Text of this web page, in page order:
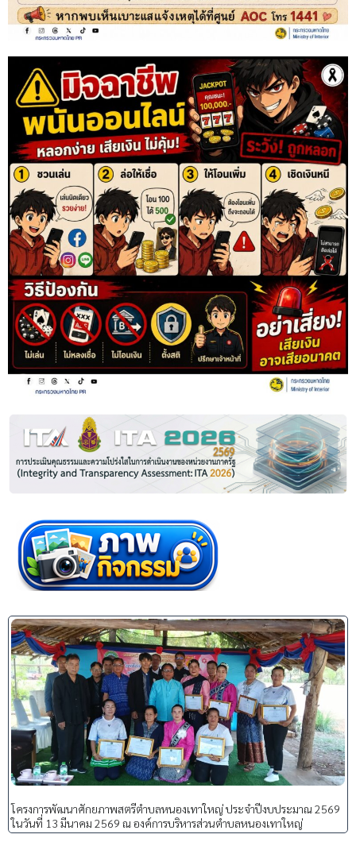
โครงการพัฒนาศักยภาพสตรีตำบลหนองเทาใหญ่ ประจำปีงบประมาณ 2569
ในวันที่ 13 มีนาคม 2569 ณ องค์การบริหารส่วนตำบลหนองเทาใหญ่